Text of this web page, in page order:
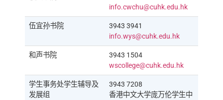
info.cwchu@cuhk.edu.hk
伍宜孙书院
3943 3941
info.wys@cuhk.edu.hk
和声书院
3943 1504
wscollege@cuhk.edu.hk
学生事务处学生辅导及
发展组
3943 7208
香港中文大学庞万伦学生中